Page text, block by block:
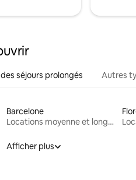
séjours prolongés Autres
Barcelone
Locations moyenne et longue durée
Afficher plus